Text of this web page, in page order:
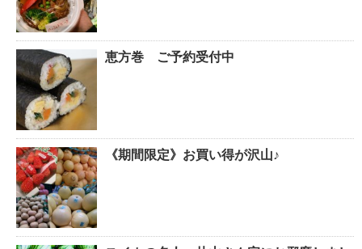
恵方巻 ご予約受付中
《期間限定》お買い得が沢山♪